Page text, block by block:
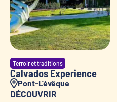
Terroir et traditions
Calvados Experience
Pont-L'évêque
DÉCOUVRIR